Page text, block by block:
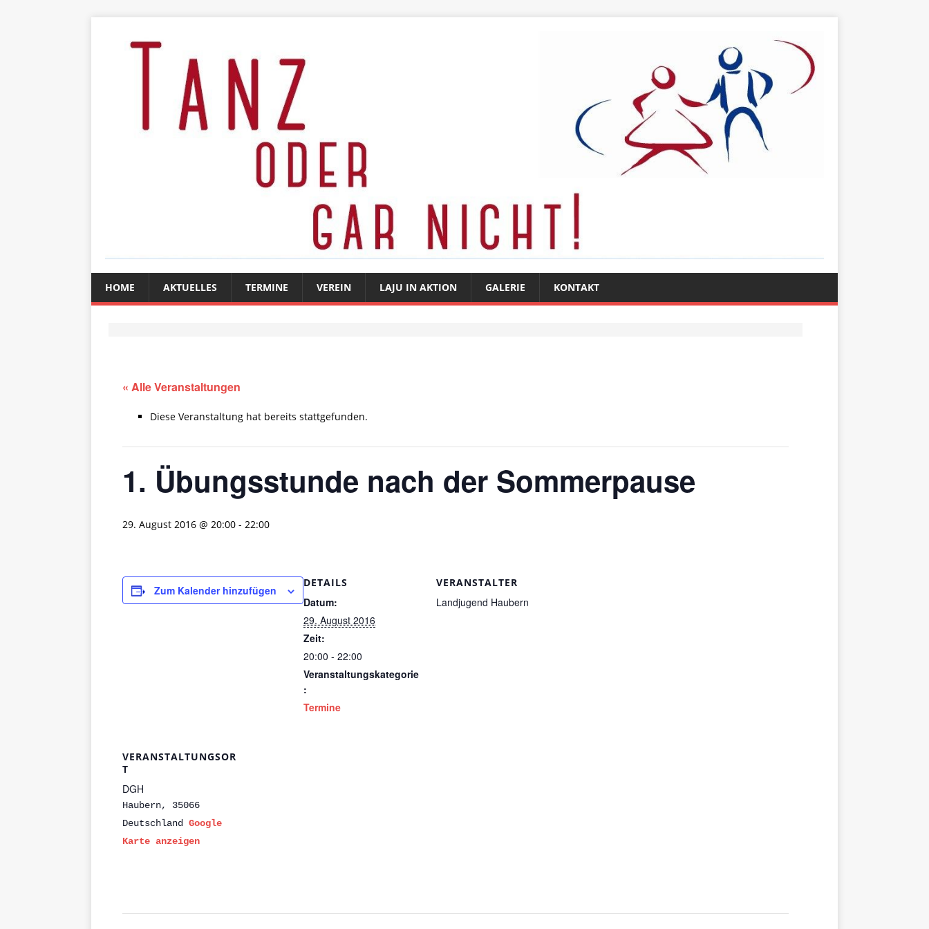
HOME AKTUELLES TERMINE VEREIN LAJU IN AKTION GALERIE KONTAKT
« Alle Veranstaltungen
Diese Veranstaltung hat bereits stattgefunden.
1. Übungsstunde nach der Sommerpause
29. August 2016 @ 20:00 - 22:00
Zum Kalender hinzufügen
DETAILS
Datum:
29. August 2016
Zeit:
20:00 - 22:00
Veranstaltungskategorie
:
Termine
VERANSTALTER
Landjugend Haubern
VERANSTALTUNGSOR
T
DGH
Haubern,
35066
Deutschland Google
Karte anzeigen